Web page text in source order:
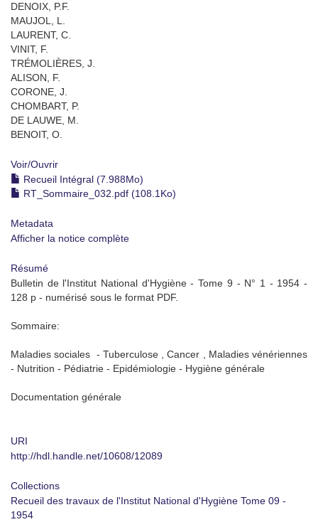
DENOIX, P.F.
MAUJOL, L.
LAURENT, C.
VINIT, F.
TRÉMOLIÈRES, J.
ALISON, F.
CORONE, J.
CHOMBART, P.
DE LAUWE, M.
BENOIT, O.
Voir/Ouvrir
Recueil Intégral (7.988Mo)
RT_Sommaire_032.pdf (108.1Ko)
Metadata
Afficher la notice complète
Résumé
Bulletin de l'Institut National d'Hygiène - Tome 9 - N° 1 - 1954 -
128 p - numérisé sous le format PDF.
Sommaire:
Maladies sociales - Tuberculose , Cancer , Maladies vénériennes
- Nutrition - Pédiatrie - Epidémiologie - Hygiène générale
Documentation générale
URI
http://hdl.handle.net/10608/12089
Collections
Recueil des travaux de l'Institut National d'Hygiène Tome 09 -
1954